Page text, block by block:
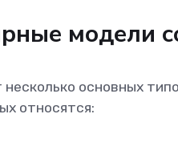
модели
основных
относятся: